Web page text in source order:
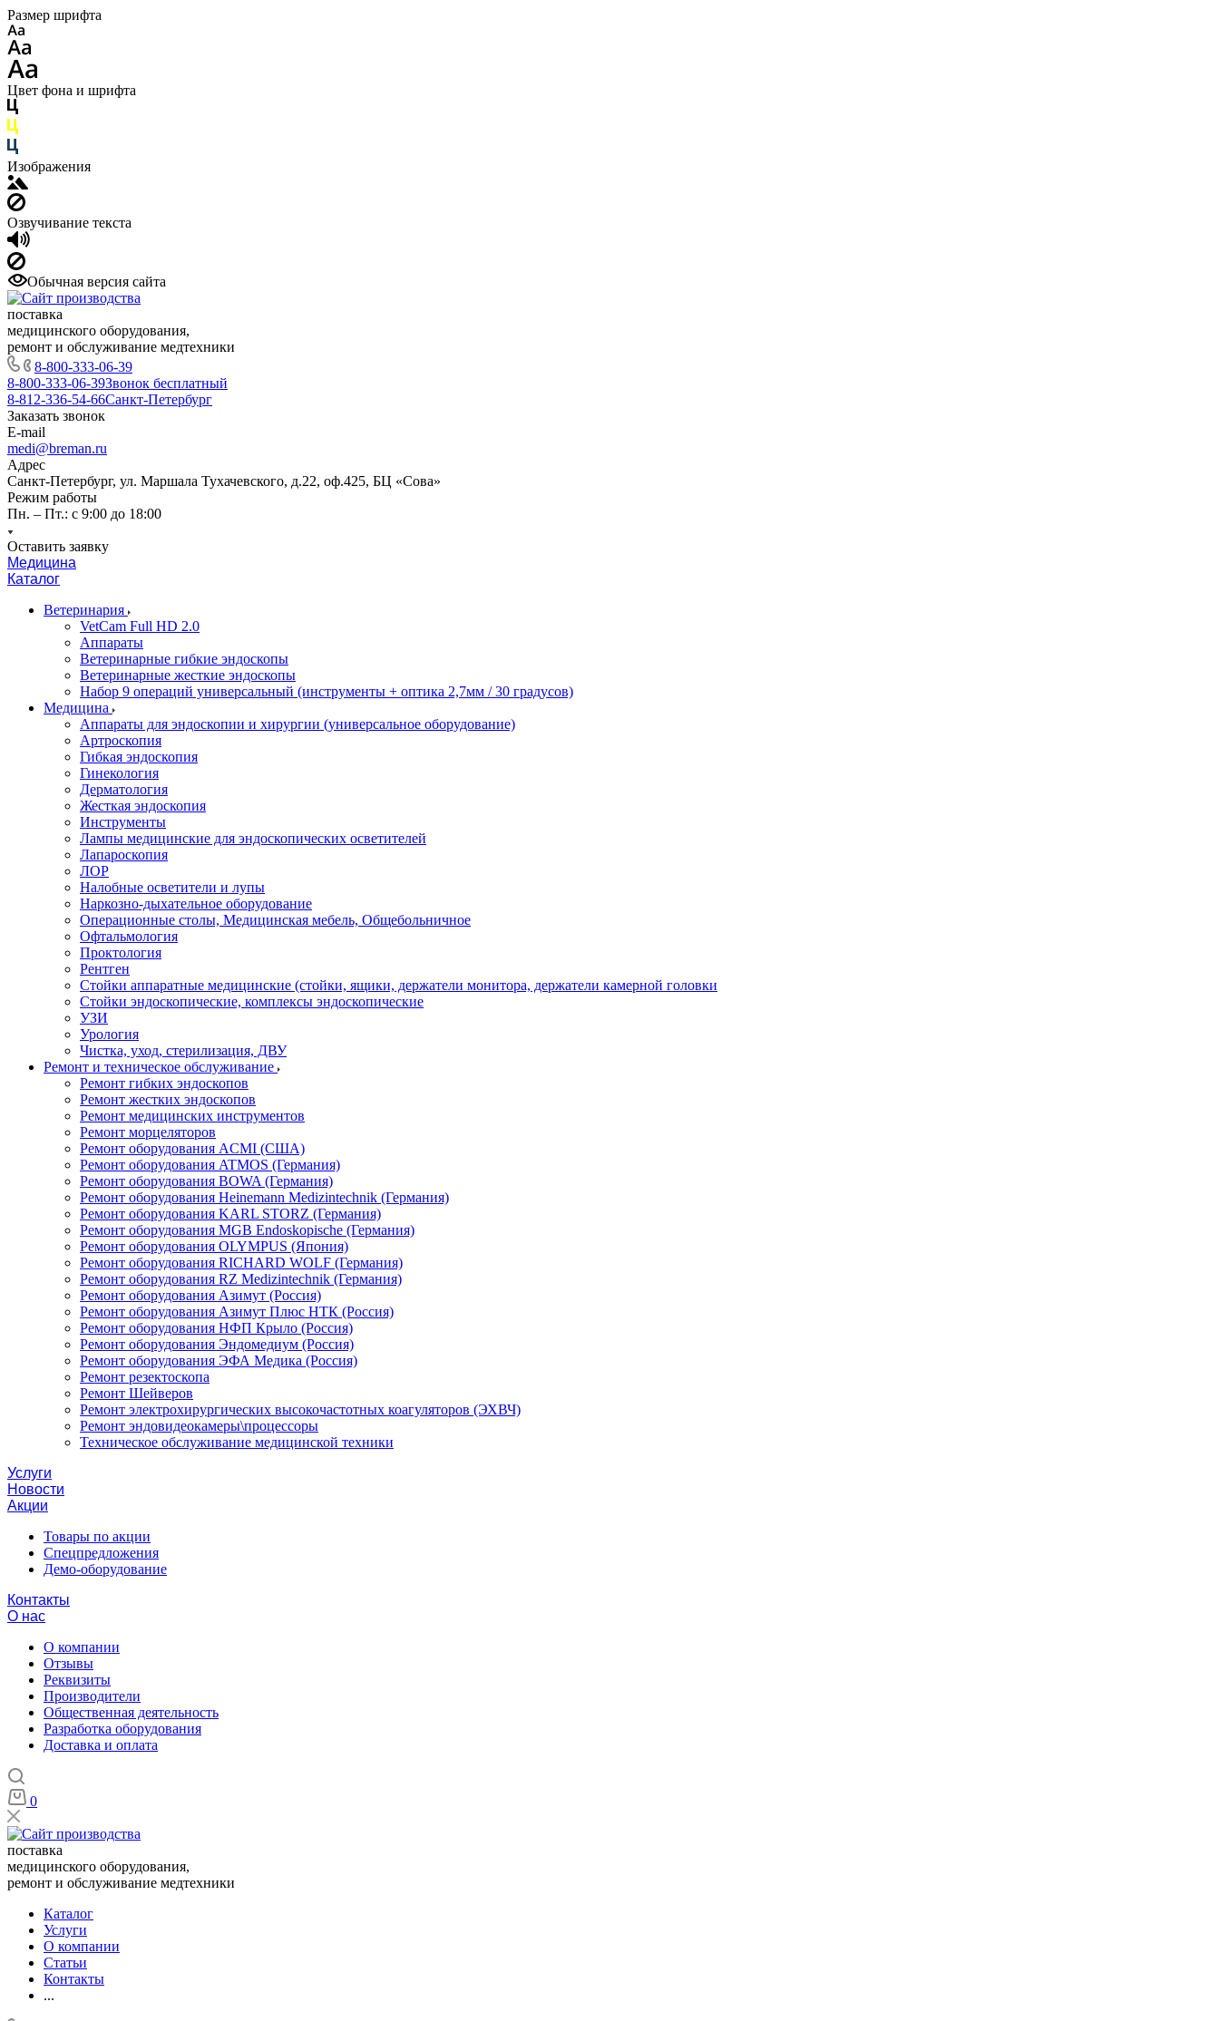
Размер шрифта
Цвет фона и шрифта
Изображения
Озвучивание текста
Обычная версия сайта
поставка
медицинского оборудования,
ремонт и обслуживание медтехники
8-800-333-06-39
8-800-333-06-39Звонок бесплатный
8-812-336-54-66Санкт-Петербург
Заказать звонок
E-mail
medi@breman.ru
Адрес
Санкт-Петербург, ул. Маршала Тухачевского, д.22, оф.425, БЦ «Сова»
Режим работы
Пн. – Пт.: с 9:00 до 18:00
Оставить заявку
Медицина
Каталог
Ветеринария
VetCam Full HD 2.0
Аппараты
Ветеринарные гибкие эндоскопы
Ветеринарные жесткие эндоскопы
Набор 9 операций универсальный (инструменты + оптика 2,7мм / 30 градусов)
Медицина
Аппараты для эндоскопии и хирургии (универсальное оборудование)
Артроскопия
Гибкая эндоскопия
Гинекология
Дерматология
Жесткая эндоскопия
Инструменты
Лампы медицинские для эндоскопических осветителей
Лапароскопия
ЛОР
Налобные осветители и лупы
Наркозно-дыхательное оборудование
Операционные столы, Медицинская мебель, Общебольничное
Офтальмология
Проктология
Рентген
Стойки аппаратные медицинские (стойки, ящики, держатели монитора, держатели камерной головки
Стойки эндоскопические, комплексы эндоскопические
УЗИ
Урология
Чистка, уход, стерилизация, ДВУ
Ремонт и техническое обслуживание
Ремонт гибких эндоскопов
Ремонт жестких эндоскопов
Ремонт медицинских инструментов
Ремонт морцеляторов
Ремонт оборудования ACMI (США)
Ремонт оборудования ATMOS (Германия)
Ремонт оборудования BOWA (Германия)
Ремонт оборудования Heinemann Medizintechnik (Германия)
Ремонт оборудования KARL STORZ (Германия)
Ремонт оборудования MGB Endoskopische (Германия)
Ремонт оборудования OLYMPUS (Япония)
Ремонт оборудования RICHARD WOLF (Германия)
Ремонт оборудования RZ Medizintechnik (Германия)
Ремонт оборудования Азимут (Россия)
Ремонт оборудования Азимут Плюс НТК (Россия)
Ремонт оборудования НФП Крыло (Россия)
Ремонт оборудования Эндомедиум (Россия)
Ремонт оборудования ЭФА Медика (Россия)
Ремонт резектоскопа
Ремонт Шейверов
Ремонт электрохирургических высокочастотных коагуляторов (ЭХВЧ)
Ремонт эндовидеокамеры\процессоры
Техническое обслуживание медицинской техники
Услуги
Новости
Акции
Товары по акции
Спецпредложения
Демо-оборудование
Контакты
О нас
О компании
Отзывы
Реквизиты
Производители
Общественная деятельность
Разработка оборудования
Доставка и оплата
0
поставка
медицинского оборудования,
ремонт и обслуживание медтехники
Каталог
Услуги
О компании
Статьи
Контакты
...